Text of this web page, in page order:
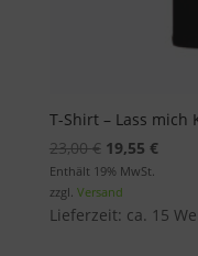
T-Shirt – Lass mich
23,00€
Preis
war:
23,00 €
19,55 €
Enthält 19% MwSt.
zzgl. Versand
Lieferzeit: ca. 15